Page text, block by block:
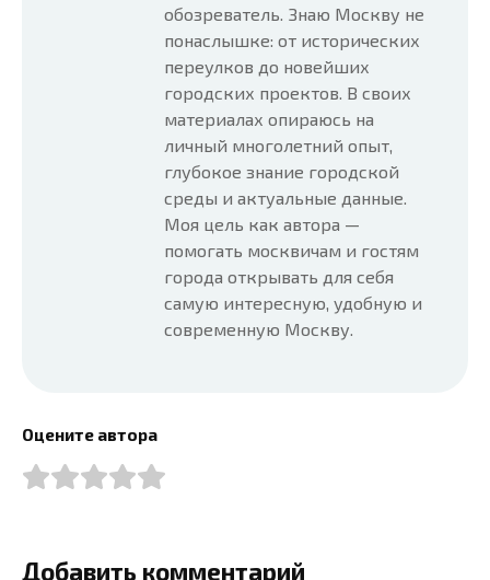
обозреватель. Знаю Москву не
понаслышке: от исторических
переулков до новейших
городских проектов. В своих
материалах опираюсь на
личный многолетний опыт,
глубокое знание городской
среды и актуальные данные.
Моя цель как автора —
помогать москвичам и гостям
города открывать для себя
самую интересную, удобную и
современную Москву.
Оцените автора
Добавить комментарий